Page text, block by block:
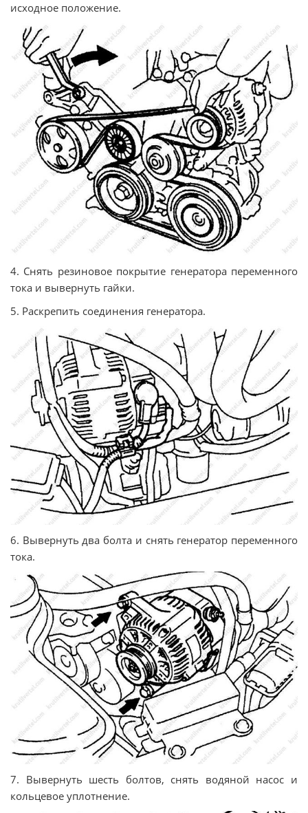
исходное положение.
4. Снять резиновое покрытие генератора переменного
тока и вывернуть гайки.
5. Раскрепить соединения генератора.
6. Вывернуть два болта и снять генератор переменного
тока.
7. Вывернуть шесть болтов, снять водяной насос и
кольцевое уплотнение.